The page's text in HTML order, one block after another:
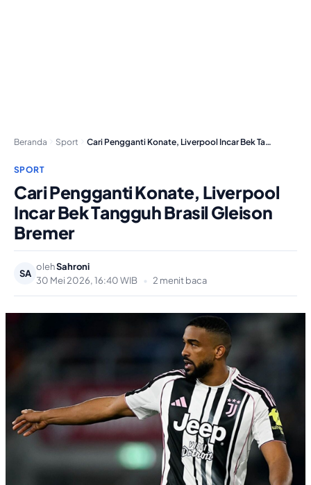
Beranda Sport Cari Pengganti Konate, Liverpool Incar Bek Tangguh Brasil…
SPORT
Cari Pengganti Konate, Liverpool
Incar Bek Tangguh Brasil Gleison
Bremer
SA
olehSahroni
30 Mei 2026, 16:40 WIB
• 2 menit baca